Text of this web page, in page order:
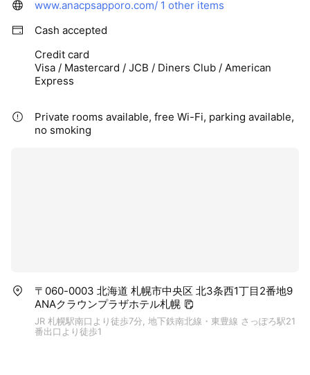
www.anacpsapporo.com/ 1 other items
Cash accepted
Credit card
Visa / Mastercard / JCB / Diners Club / American
Express
Private rooms available, free Wi-Fi, parking available,
no smoking
〒060-0003 北海道 札幌市中央区 北3条西1丁目2番地9
ANAクラウンプラザホテル札幌
JR 札幌駅南口より徒歩7分, 地下鉄南北線・東豊線 さっぽろ駅21
番出口より徒歩1